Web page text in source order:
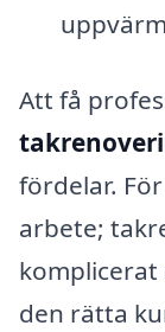
Att få
fördelar.
arbete;
den rätta